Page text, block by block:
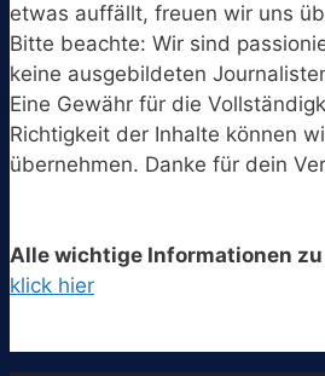
etwas auffällt, freuen wir uns
Bitte beachte: Wir sind
keine ausgebildeten
Eine Gewähr für die
Richtigkeit der Inhalte können
übernehmen. Danke für dein
Alle wichtige Informationen
klick hier